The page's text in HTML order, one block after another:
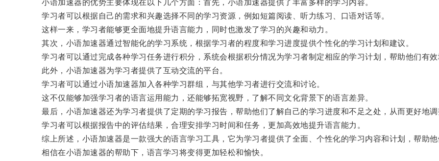
小语加速器的优势主要体现在以下几个方面：首先，小语加速器提供了丰富多样的学习内容。
学习者可以根据自己的需求和兴趣选择不同的学习资源，例如短篇阅读、听力练习、口语对话等。
这样一来，学习者能够更全面地提升语言能力，同时也激发了学习的兴趣和动力。
其次，小语加速器通过智能化的学习系统，根据学习者的程度和学习进度提供个性化的学习计划和建议。
学习者可以通过完成各种学习任务进行积分，系统会根据积分情况为学习者制定相应的学习计划，帮助他们有效
此外，小语加速器为学习者提供了互动交流的平台。
学习者可以通过小语加速器加入各种学习群组，与其他学习者进行交流和讨论。
这不仅能够加强学习者的语言运用能力，还能够拓宽视野，了解不同文化背景下的语言差异。
最后，小语加速器还为学习者提供了定期的学习报告，帮助他们了解自己的学习进度和不足之处，从而更好地调
学习者可以根据报告中的评估结果，合理安排学习时间和任务，更加高效地提升语言能力。
综上所述，小语加速器是一款强大的语言学习工具，它为学习者提供了全面、个性化的学习内容和计划，帮助他
相信在小语加速器的帮助下，语言学习将变得更加轻松和愉快。